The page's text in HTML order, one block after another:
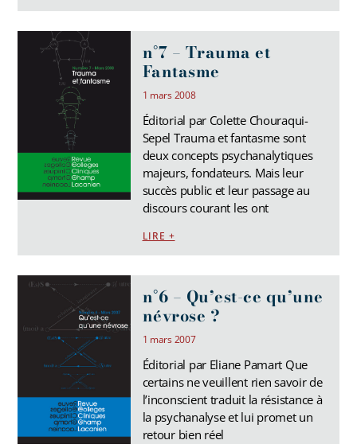
n°7 – Trauma et
Fantasme
1 mars 2008
Éditorial par Colette Chouraqui-
Sepel Trauma et fantasme sont
deux concepts psychanalytiques
majeurs, fondateurs. Mais leur
succès public et leur passage au
discours courant les ont
LIRE +
n°6 – Qu’est-ce qu’une
névrose ?
1 mars 2007
Éditorial par Eliane Pamart Que
certains ne veuillent rien savoir de
l’inconscient traduit la résistance à
la psychanalyse et lui promet un
retour bien réel